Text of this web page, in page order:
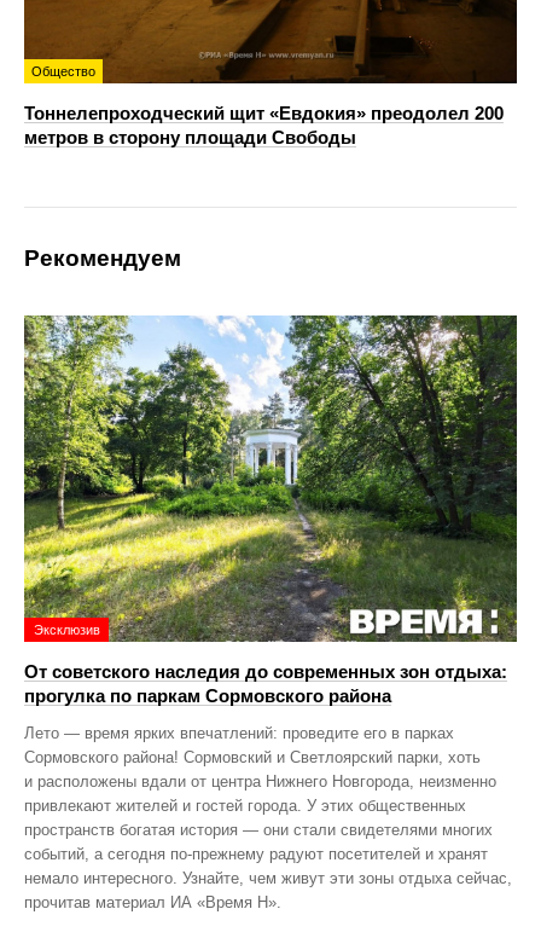
Общество
Тоннелепроходческий щит «Евдокия» преодолел 200
метров в сторону площади Свободы
Рекомендуем
Эксклюзив
От советского наследия до современных зон отдыха:
прогулка по паркам Сормовского района
Лето — время ярких впечатлений: проведите его в парках
Сормовского района! Сормовский и Светлоярский парки, хоть
и расположены вдали от центра Нижнего Новгорода, неизменно
привлекают жителей и гостей города. У этих общественных
пространств богатая история — они стали свидетелями многих
событий, а сегодня по‑прежнему радуют посетителей и хранят
немало интересного. Узнайте, чем живут эти зоны отдыха сейчас,
прочитав материал ИА «Время Н».